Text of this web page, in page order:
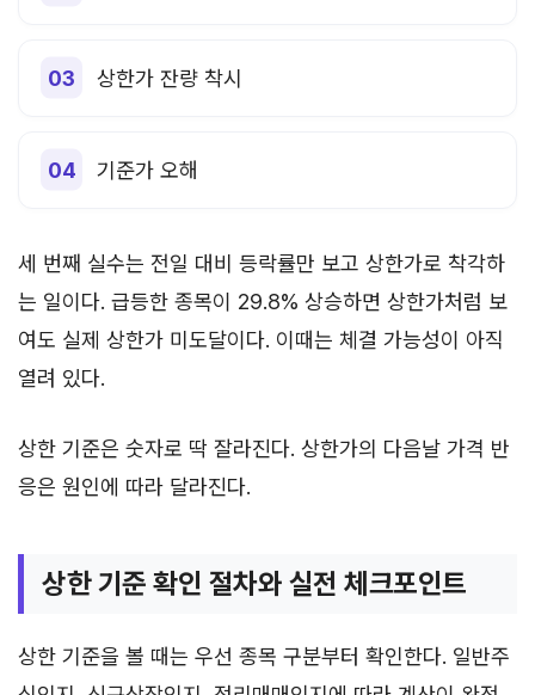
상한가 잔량 착시
기준가 오해
세 번째 실수는 전일 대비 등락률만 보고 상한가로 착각하
는 일이다. 급등한 종목이 29.8% 상승하면 상한가처럼 보
여도 실제 상한가 미도달이다. 이때는 체결 가능성이 아직
열려 있다.
상한 기준은 숫자로 딱 잘라진다. 상한가의 다음날 가격 반
응은 원인에 따라 달라진다.
상한 기준 확인 절차와 실전 체크포인트
상한 기준을 볼 때는 우선 종목 구분부터 확인한다. 일반주